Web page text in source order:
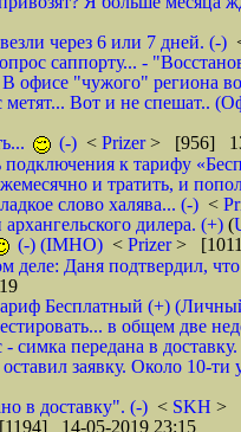
через 6 или 7 дней. (-)
саппорту... -
офисе "чужого" региона
Вот и не спешат..
(-) < Prizer> [956]
подключения к тарифу
и тратить, и
слово халява... (-) <
дилера. (+) (
(-) (IMHO) < Prizer>
деле: Даня подтвердил,
Бесплатный (+)
в общем две
- симка передана в
заявку. Около 10-ти
в доставку". (-) < SKH >
14-05-2019 23:15